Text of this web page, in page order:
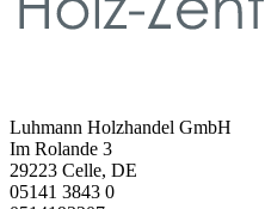
Luhmann Holzhandel GmbH
Im Rolande 3
29223 Celle, DE
05141 3843 0